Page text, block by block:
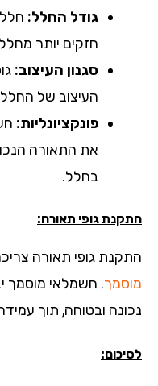
גודל החלל:חללים
חזקים יותר מחללים
סגנון העיצוב:גופי
העיצוב של החלל.
פונקציונליות:חשוב
את התאורה הנכונה
בחלל.
גופי תאורה:
גופי תאורה צריכה
. חשמלאי מוסמך
ובטוחה, תוך עמידה